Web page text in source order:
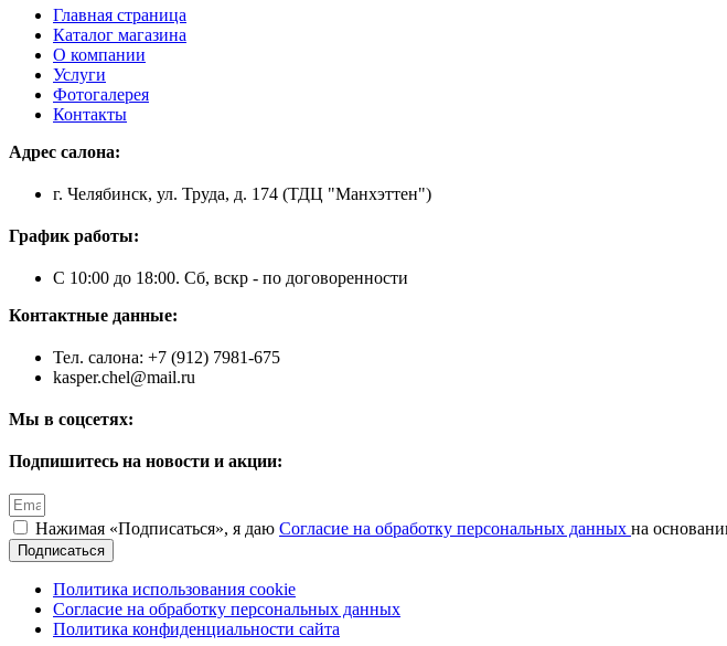
Главная страница
Каталог магазина
О компании
Услуги
Фотогалерея
Контакты
Адрес салона:
г. Челябинск, ул. Труда, д. 174 (ТДЦ "Манхэттен")
График работы:
С 10:00 до 18:00. Сб, вскр - по договоренности
Контактные данные:
Тел. салона: +7 (912) 7981-675
kasper.chel@mail.ru
Мы в соцсетях:
Подпишитесь на новости и акции:
Нажимая «Подписаться», я даю Согласие на обработку персональных данных на
Подписаться
Политика использования cookie
Согласие на обработку персональных данных
Политика конфиденциальности сайта